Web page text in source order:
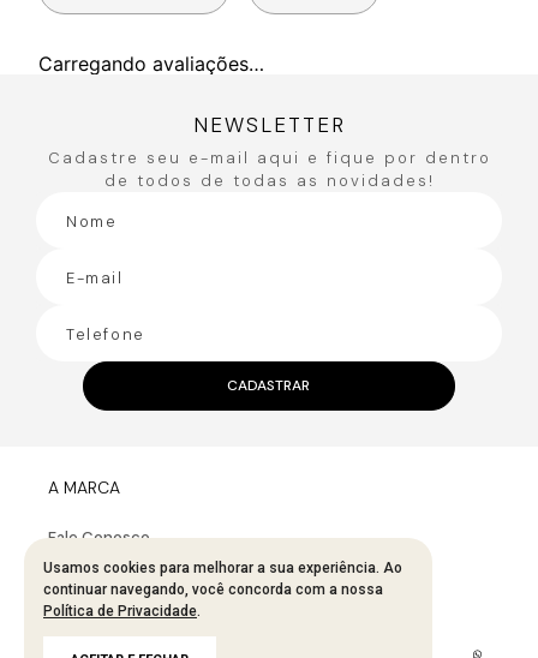
Carregando avaliações…
Usamos cookies para melhorar a sua experiência. Ao
continuar navegando, você concorda com a nossa
Política de Privacidade.
NEWSLETTER
Cadastre seu e-mail aqui e fique por dentro
de todos de todas as novidades!
CADASTRAR
A MARCA
Fale Conosco
Sobre A Bana Bana
Política De Segurança
Troca E Devolução